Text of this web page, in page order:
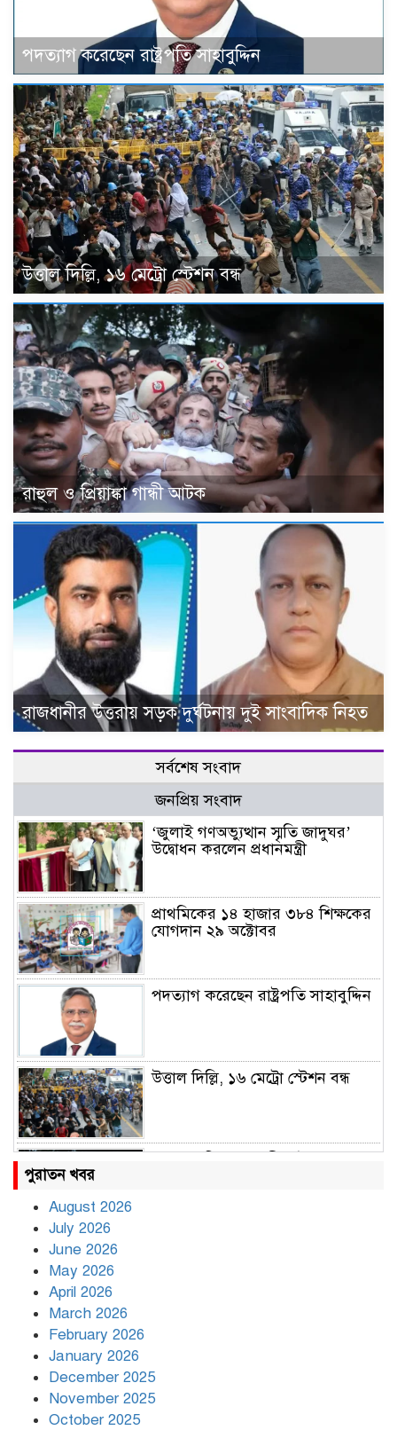
পদত্যাগ করেছেন রাষ্ট্রপতি সাহাবুদ্দিন
উত্তাল দিল্লি, ১৬ মেট্রো স্টেশন বন্ধ
রাহুল ও প্রিয়াঙ্কা গান্ধী আটক
রাজধানীর উত্তরায় সড়ক দুর্ঘটনায় দুই সাংবাদিক নিহত
সর্বশেষ সংবাদ
জনপ্রিয় সংবাদ
‘জুলাই গণঅভ্যুত্থান স্মৃতি জাদুঘর’
উদ্বোধন করলেন প্রধানমন্ত্রী
প্রাথমিকের ১৪ হাজার ৩৮৪ শিক্ষকের
যোগদান ২৯ অক্টোবর
পদত্যাগ করেছেন রাষ্ট্রপতি সাহাবুদ্দিন
উত্তাল দিল্লি, ১৬ মেট্রো স্টেশন বন্ধ
বৃষ্টি থামার নাম নেই, পথে পথে
পুরাতন খবর
August 2026
July 2026
June 2026
May 2026
April 2026
March 2026
February 2026
January 2026
December 2025
November 2025
October 2025